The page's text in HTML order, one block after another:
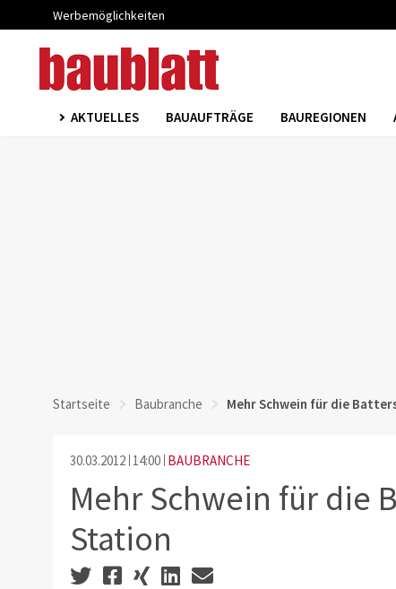
Werbemöglichkeiten
AKTUELLES BAUAUFTRÄGE BAUREGIONEN
Startseite Baubranche Mehr Schwein für die
30.03.2012 14:00 BAUBRANCHE
Mehr Schwein für die
Station